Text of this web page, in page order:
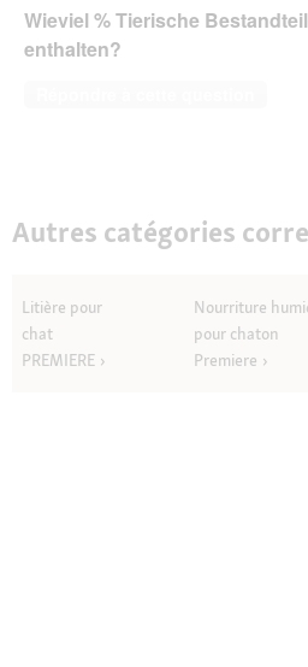
Wieviel % Tierische
enthalten?
Autres catégories
Litière pour
chat
PREMIERE
Nourriture
pour chaton
Premiere